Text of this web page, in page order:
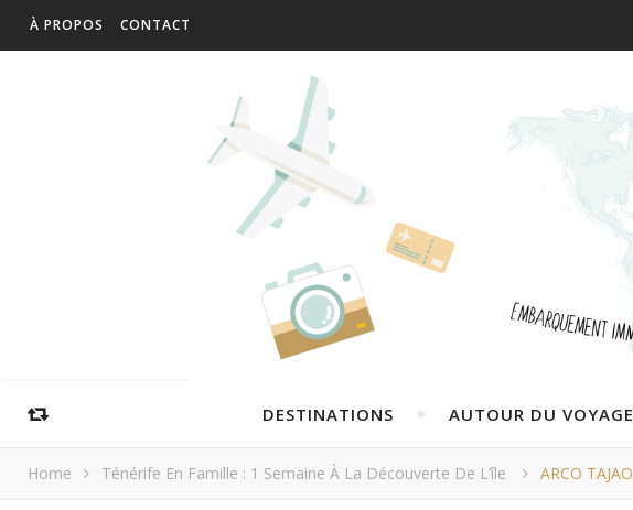
À PROPOS CONTACT
DESTINATIONS AUTOUR DU VOYAGE
Home Ténérife En Famille : 1 Semaine À La Découverte De L’île ARCO TAJAO